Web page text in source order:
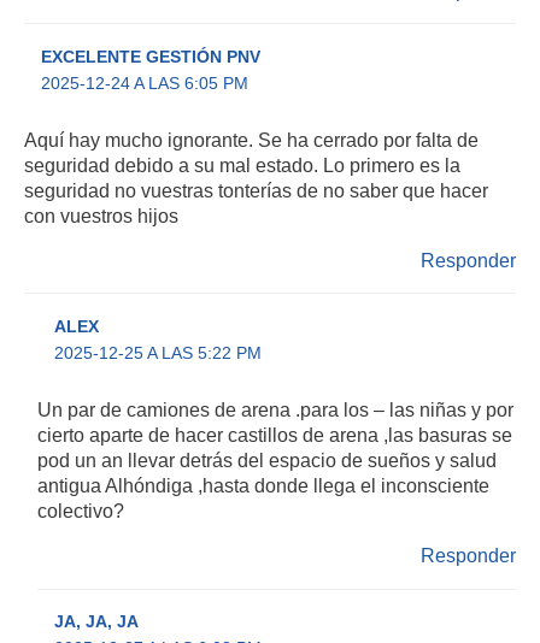
EXCELENTE GESTIÓN PNV
2025-12-24 A LAS 6:05 PM
Aquí hay mucho ignorante. Se ha cerrado por falta de
seguridad debido a su mal estado. Lo primero es la
seguridad no vuestras tonterías de no saber que hacer
con vuestros hijos
Responder
ALEX
2025-12-25 A LAS 5:22 PM
Un par de camiones de arena .para los – las niñas y por
cierto aparte de hacer castillos de arena ,las basuras se
pod un an llevar detrás del espacio de sueños y salud
antigua Alhóndiga ,hasta donde llega el inconsciente
colectivo?
Responder
JA, JA, JA